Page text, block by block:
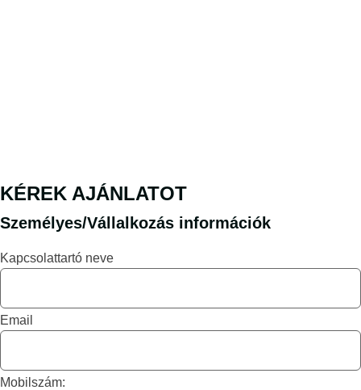
KÉREK AJÁNLATOT
Személyes/Vállalkozás információk
Kapcsolattartó neve
Email
Mobilszám: